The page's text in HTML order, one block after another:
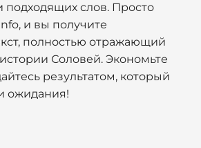
подходящих слов. Просто
и вы получите
полностью отражающий
Соловей. Экономьте
результатом, который
ожидания!